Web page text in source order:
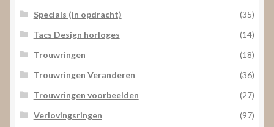
Specials (in opdracht)
(35)
Tacs Design horloges
(14)
Trouwringen
(18)
Trouwringen Veranderen
(36)
Trouwringen voorbeelden
(27)
Verlovingsringen
(97)